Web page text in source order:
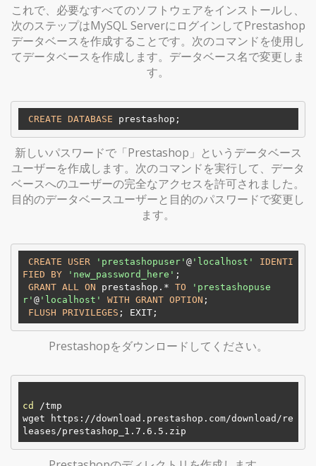
これで、必要なすべてのソフトウェアをインストールし、
次のステップはMySQL ServerにログインしてPrestashop
データベースを作成することです。次のコマンドを使用し
てデータベースを作成します。データベース名で変更しま
す。
CREATE DATABASE
新しいパスワードで「Prestashop」というデータベース
ユーザーを作成します。次のコマンドを実行して、データ
ベースへのユーザーの完全なアクセスを許可されました。
目的のデータベースユーザーと目的のパスワードで変更し
ます。
CREATE USER 'prestashopuser' @ 'localhost'
IDENTI
FIED
BY 'new_password_here' ;
GRANT ALL ON prestashop.* TO
'prestashopuse
r' @ 'localhost' WITH GRANT OPTION ;
FLUSH
PRIVILEGES
Prestashopをダウンロードしてください。
cd
/tmp
wget https://download.prestashop.com/download/re